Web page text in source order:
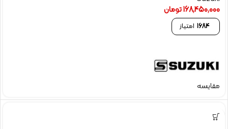
168,450,000تومان
1684 امتیاز
مقایسه